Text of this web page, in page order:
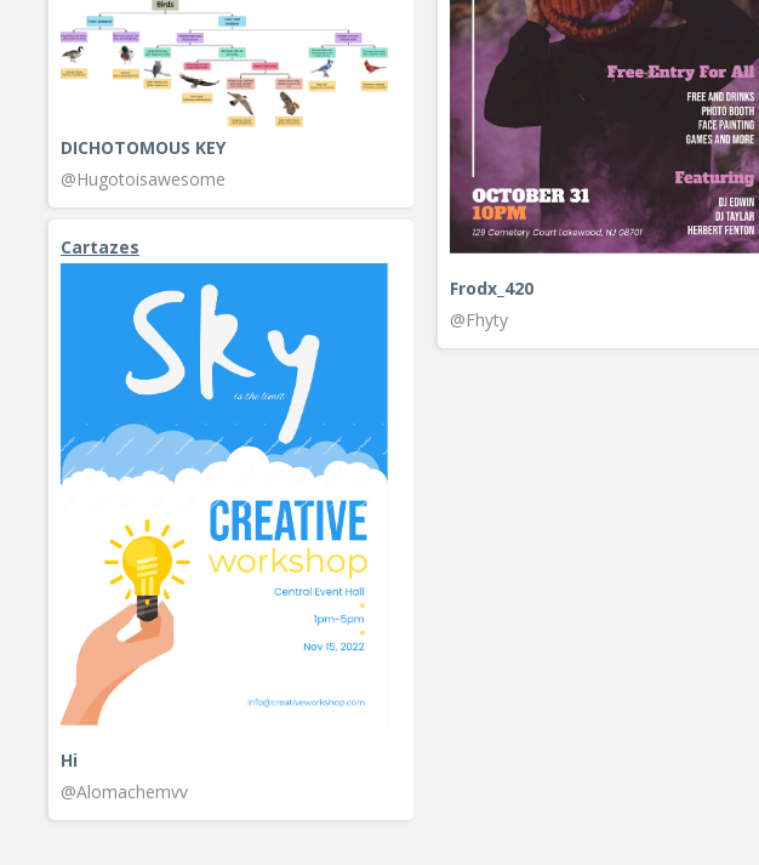
Frodx_420
@Fhyty
DICHOTOMOUS KEY
@Hugotoisawesome
Cartazes
Hi
@Alomachemvv